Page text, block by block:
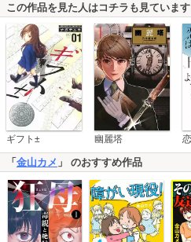
この作品を見た人はコチラも見ています
ギフト± 幽麗塔
「 金山カメ 」 のおすすめ作品